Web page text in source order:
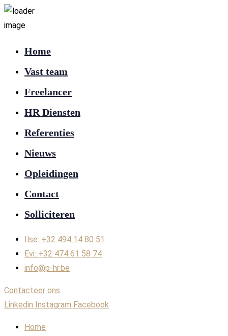
Home
Vast team
Freelancer
HR Diensten
Referenties
Nieuws
Opleidingen
Contact
Solliciteren
Ilse: +32 494 14 80 51
Evi: +32 474 61 58 74
info@p-hr.be
Contacteer ons
Linkedin Instagram Facebook
Home